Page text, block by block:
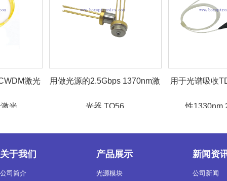
激光
...
用做光源的2.5Gbps 1370nm激
光器 TO56
用于光谱吸收
性1330nm
关于我们
公司简介
产品展示
光源模块
新闻资
公司新闻